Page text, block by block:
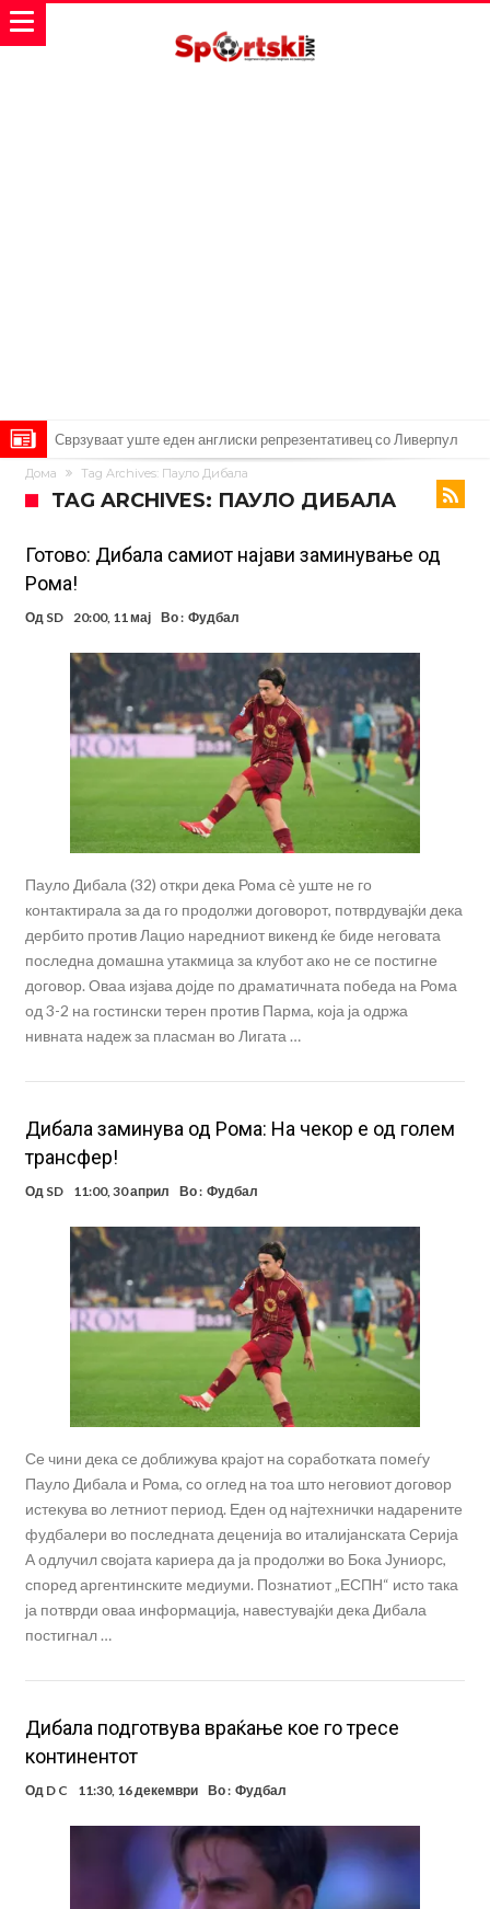
Замена за Влаховиќ: Напаѓачот на Манчестер доаѓа во Јувентус!
УЕФА повторно се заканува со бојкот на турнирите на ФИФА
Мурињо бесен поради одлуката на Реал: Протекоа детали од
разговорот што го потресе Мадрид!
Трансфер бомба во најва – Ливерпул сака да се засили од Реал
Мадрид!
Карагер ги изненади сите со својата прогноза: “Тие ќе ја освојат
Премиер лигата, а причината е едноставна”
Родри ги отвори вратите за трансфер во Барселона, Реал Мадрид
е информиран
Крај на сагата: Винисиус останува во Реал Мадрид до 2032
година
Директор на ФИА за драмата во Формула 1: Не можеме да одиме
толку далеку!
Колку бара ПСЖ и кој е „плафонот“ на Ливерпул за трансферот
Дома Tag Archives: Пауло Дибала
TAG ARCHIVES: ПАУЛО ДИБАЛА
Готово: Дибала самиот најави заминување од
Рома!
Од SD 20:00, 11 мај Во : Фудбал
Пауло Дибала (32) откри дека Рома сè уште не го
контактирала за да го продолжи договорот, потврдувајќи дека
дербито против Лацио наредниот викенд ќе биде неговата
последна домашна утакмица за клубот ако не се постигне
договор. Оваа изјава дојде по драматичната победа на Рома
од 3-2 на гостински терен против Парма, која ја одржа
нивната надеж за пласман во Лигата …
Дибала заминува од Рома: На чекор е од голем
трансфер!
Од SD 11:00, 30 април Во : Фудбал
Се чини дека се доближува крајот на соработката помеѓу
Пауло Дибала и Рома, со оглед на тоа што неговиот договор
истекува во летниот период. Еден од најтехнички надарените
фудбалери во последната деценија во италијанската Серија
А одлучил својата кариера да ја продолжи во Бока Јуниорс,
според аргентинските медиуми. Познатиот „ЕСПН“ исто така
ја потврди оваа информација, навестувајќи дека Дибала
постигнал …
Дибала подготвува враќање кое го тресе
континентот
Од D C 11:30, 16 декември Во : Фудбал